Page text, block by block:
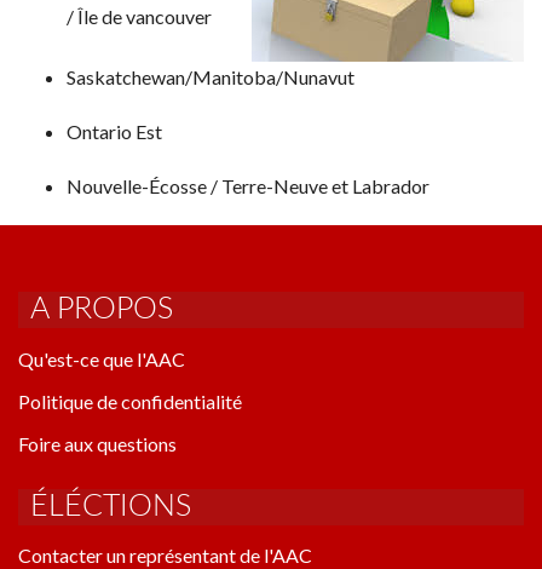
LISTE DES CLUBS
/ Île de vancouver
Saskatchewan/Manitoba/Nunavut
Ontario Est
Nouvelle-Écosse / Terre-Neuve et Labrador
A PROPOS
Qu'est-ce que l'AAC
Politique de confidentialité
Foire aux questions
ÉLÉCTIONS
Contacter un représentant de l'AAC